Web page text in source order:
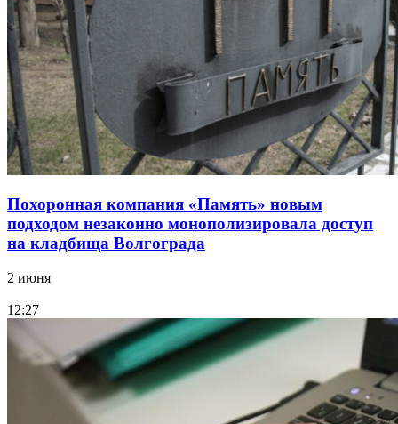
Похоронная компания «Память» новым
подходом незаконно монополизировала доступ
на кладбища Волгограда
2 июня
12:27